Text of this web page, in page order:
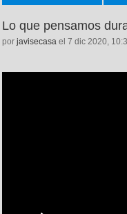
Lo que pensamos
por javisecasa el 7 dic 2020,